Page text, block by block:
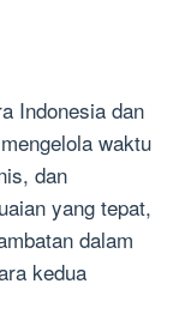
Indonesia dan
waktu
dan
yang tepat,
dalam
kedua